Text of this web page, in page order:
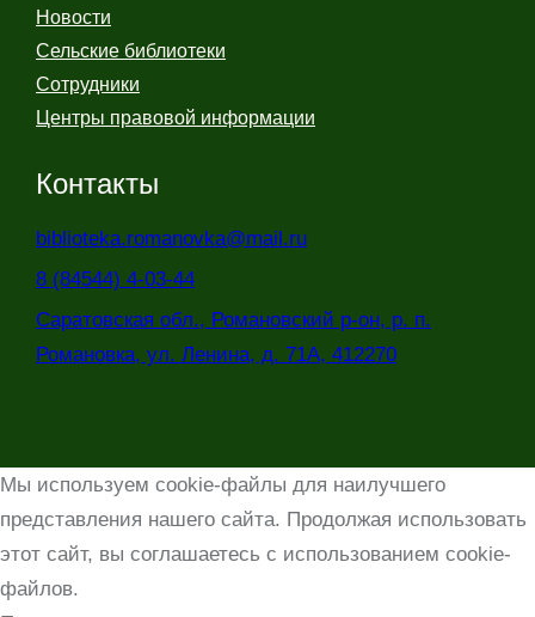
Новости
Сельские библиотеки
Сотрудники
Центры правовой информации
Контакты
biblioteka.romanovka@mail.ru
8 (84544) 4-03-44
Саратовская обл., Романовский р-он, р. п.
Романовка, ул. Ленина, д. 71А, 412270
Мы используем cookie-файлы для наилучшего
представления нашего сайта. Продолжая использовать
этот сайт, вы соглашаетесь с использованием cookie-
файлов.